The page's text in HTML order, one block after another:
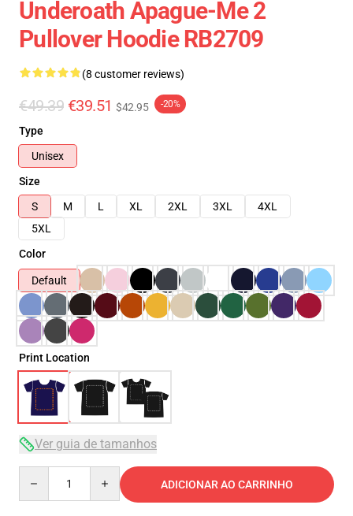
Underoath Apague-Me 2
Pullover Hoodie RB2709
(8 customer reviews)
€49.39 €39.51 $42.95 -20%
Type
Unisex
Size
S
M L XL 2XL 3XL
4XL
5XL
Color
Default
Print Location
Ver guia de tamanhos
ADICIONAR AO CARRINHO